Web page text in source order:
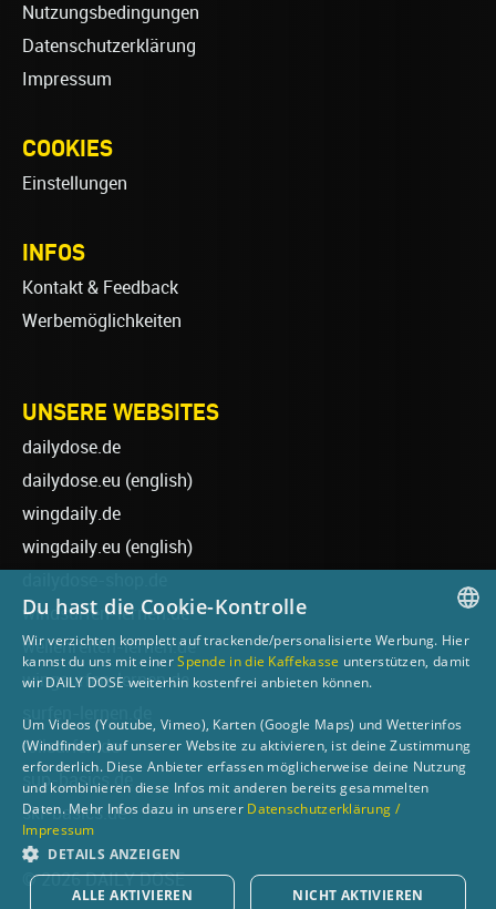
Nutzungsbedingungen
Datenschutzerklärung
Impressum
COOKIES
Einstellungen
INFOS
Kontakt & Feedback
Werbemöglichkeiten
UNSERE WEBSITES
dailydose.de
dailydose.eu (english)
wingdaily.de
wingdaily.eu (english)
windsurfen-lernen.de
wellenreiten-lernen.de
wingsurfen-lernen.de
foilsurfen.de
sup-basics.de
ski-basics.de
© 2026 DAILY DOSE
GERMAN
Du hast die Cookie-Kontrolle
Wir verzichten komplett auf trackende/personalisierte Werbung. Hier
kannst du uns mit einerSpende in die Kaffekasse unterstützen, damit
wir DAILY DOSE weiterhin kostenfrei anbieten können.
Um Videos (Youtube, Vimeo), Karten (Google Maps) und Wetterinfos
(Windfinder) auf unserer Website zu aktivieren, ist deine Zustimmung
erforderlich. Diese Anbieter erfassen möglicherweise deine Nutzung
und kombinieren diese Infos mit anderen bereits gesammelten
Daten. Mehr Infos dazu in unserer Datenschutzerklärung /
Impressum
DETAILS ANZEIGEN
ALLE AKTIVIEREN NICHT AKTIVIEREN